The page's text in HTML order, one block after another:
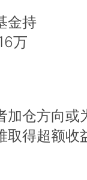
金持
万
加仓方向或
取得超额收